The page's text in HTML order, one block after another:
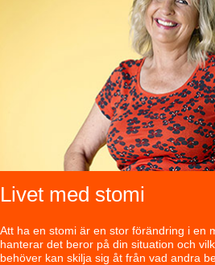
Livet med stomi
Att ha en stomi är en stor förändring i en
hanterar det beror på din situation och
behöver kan skilja sig åt från vad andra